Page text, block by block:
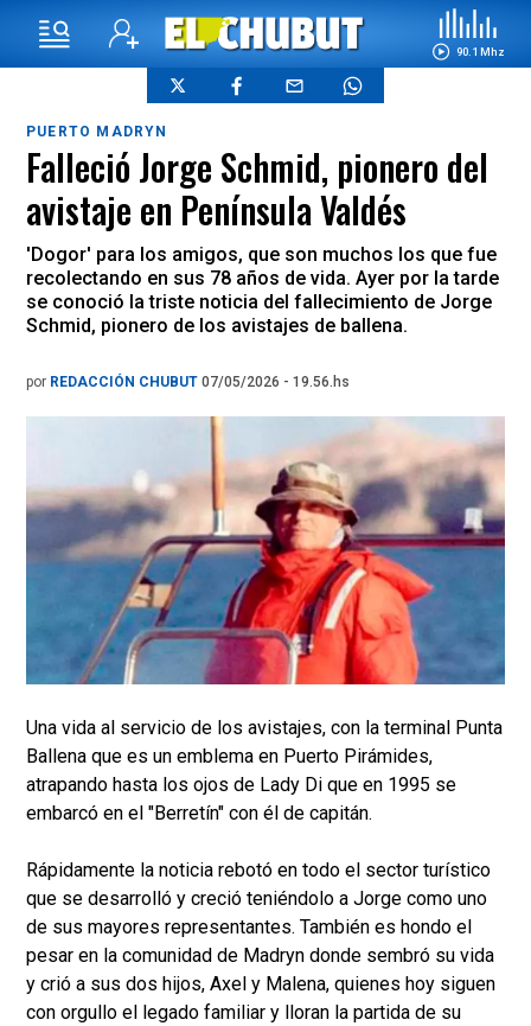
90.1 Mhz
PUERTO MADRYN
Falleció Jorge Schmid, pionero del
avistaje en Península Valdés
'Dogor' para los amigos, que son muchos los que fue
recolectando en sus 78 años de vida. Ayer por la tarde
se conoció la triste noticia del fallecimiento de Jorge
Schmid, pionero de los avistajes de ballena.
por REDACCIÓN CHUBUT 07/05/2026 - 19.56.hs
Una vida al servicio de los avistajes, con la terminal Punta
Ballena que es un emblema en Puerto Pirámides,
atrapando hasta los ojos de Lady Di que en 1995 se
embarcó en el "Berretín" con él de capitán.
Rápidamente la noticia rebotó en todo el sector turístico
que se desarrolló y creció teniéndolo a Jorge como uno
de sus mayores representantes. También es hondo el
pesar en la comunidad de Madryn donde sembró su vida
y crió a sus dos hijos, Axel y Malena, quienes hoy siguen
con orgullo el legado familiar y lloran la partida de su